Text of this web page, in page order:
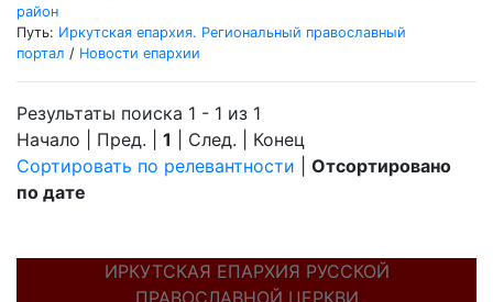
район
Путь: Иркутская епархия. Региональный православный
портал / Новости епархии
Результаты поиска 1 - 1 из 1
Начало | Пред. | 1 | След. | Конец
Сортировать по релевантности
Отсортировано
по дате
ИРКУТСКАЯ ЕПАРХИЯ РУССКОЙ
ПРАВОСЛАВНОЙ ЦЕРКВИ